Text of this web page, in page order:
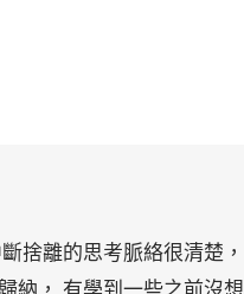
捨離的思考脈絡很清楚，
納， 有學到一些之前沒想